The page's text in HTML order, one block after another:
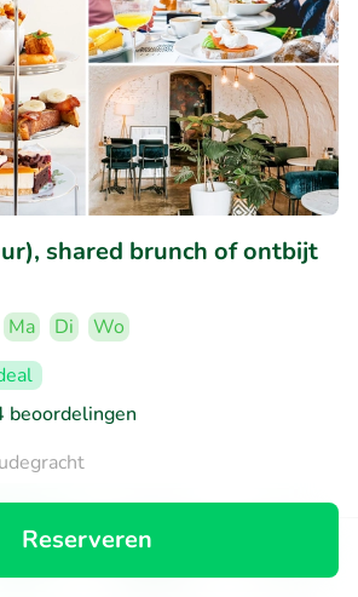
Reserveren
shared brunch of ontbijt
Ma Di
Wo
beoordelingen